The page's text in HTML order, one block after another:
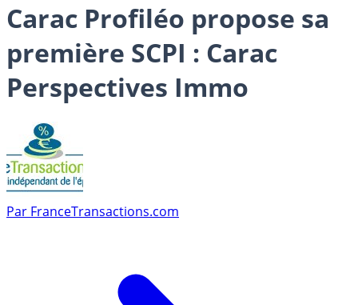
Carac Profiléo propose sa
première SCPI : Carac
Perspectives Immo
Par FranceTransactions.com